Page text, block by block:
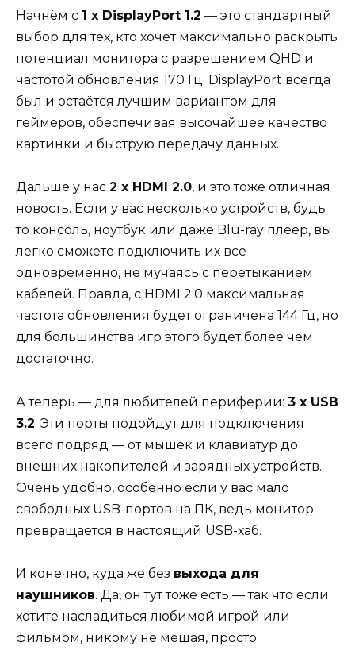
Начнём с 1 x DisplayPort 1.2 — это стандартный
выбор для тех, кто хочет максимально раскрыть
потенциал монитора с разрешением QHD и
частотой обновления 170 Гц. DisplayPort всегда
был и остаётся лучшим вариантом для
геймеров, обеспечивая высочайшее качество
картинки и быструю передачу данных.
Дальше у нас 2 x HDMI 2.0, и это тоже отличная
новость. Если у вас несколько устройств, будь
то консоль, ноутбук или даже Blu-ray плеер, вы
легко сможете подключить их все
одновременно, не мучаясь с перетыканием
кабелей. Правда, с HDMI 2.0 максимальная
частота обновления будет ограничена 144 Гц, но
для большинства игр этого будет более чем
достаточно.
А теперь — для любителей периферии: 3 x USB
3.2. Эти порты подойдут для подключения
всего подряд — от мышек и клавиатур до
внешних накопителей и зарядных устройств.
Очень удобно, особенно если у вас мало
свободных USB-портов на ПК, ведь монитор
превращается в настоящий USB-хаб.
И конечно, куда же без выхода для
наушников. Да, он тут тоже есть — так что если
хотите насладиться любимой игрой или
фильмом, никому не мешая, просто